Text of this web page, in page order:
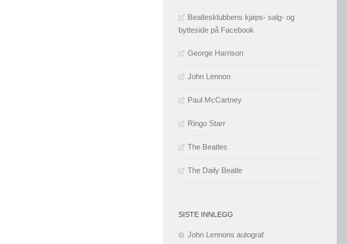
Beatlesklubbens kjøps- salg- og
bytteside på Facebook
George Harrison
John Lennon
Paul McCartney
Ringo Starr
The Beatles
The Daily Beatle
SISTE INNLEGG
John Lennons autograf